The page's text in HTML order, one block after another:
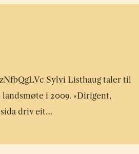
Sylvi Listhaug taler til
i 2009. «Dirigent,
driv eit…